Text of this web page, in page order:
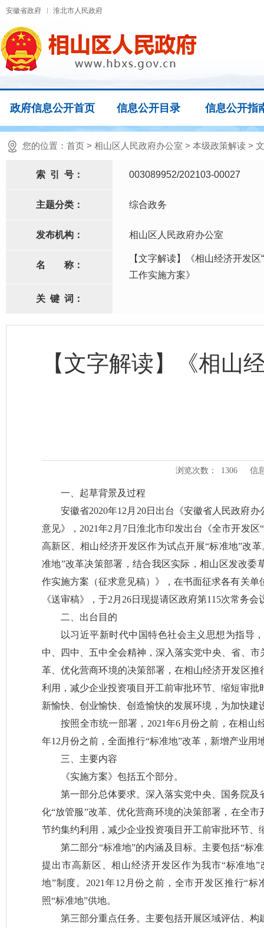
安徽省政府 淮北市人民政府
政府信息公开首页 信息公开目录 信息公开指
您的位置： 首页 > 相山区人民政府办公室 > 本级政策解读 >
索 引 号： 003089952/202103-00027
主题分类： 综合政务
发布机构： 相山区人民政府办公室
名 称：
【文字解读】《相山经济开发区
工作实施方案》
关 键 词：
【文字解读】《相山
浏览次数： 1306 信
一、起草背景及过程
安徽省2020年12月20日出台《安徽省人民政府
意见》，2021年2月7日淮北市印发出台《全市开发
高新区、相山经济开发区作为试点开展“标准地”改
准地”改革决策部署，结合我区实际，相山区发改委
作实施方案（征求意见稿）》，在书面征求各有关
《送审稿》，于2月26日现提请区政府第115次常务会
二、出台目的
以习近平新时代中国特色社会主义思想为指导
中、四中、五中全会精神，深入落实党中央、省、
革、优化营商环境的决策部署，在相山经济开发区
利用，减少企业投资项目开工前审批环节、缩短审
新愉快、创业愉快、创造愉快的发展环境，为加快
按照全市统一部署，2021年6月份之前，在相山
年12月份之前，全面推行“标准地”改革，新增产业用
三、主要内容
《实施方案》包括五个部分。
第一部分总体要求。深入落实党中央、国务院
化“放管服”改革、优化营商环境的决策部署，在全
节约集约利用，减少企业投资项目开工前审批环节、
第二部分“标准地”的内涵及目标。主要包括“标
提出市高新区、相山经济开发区作为我市“标准地
地”制度。2021年12月份之前，全市开发区推行“
照“标准地”供地。
第三部分重点任务。主要包括开展区域评估、